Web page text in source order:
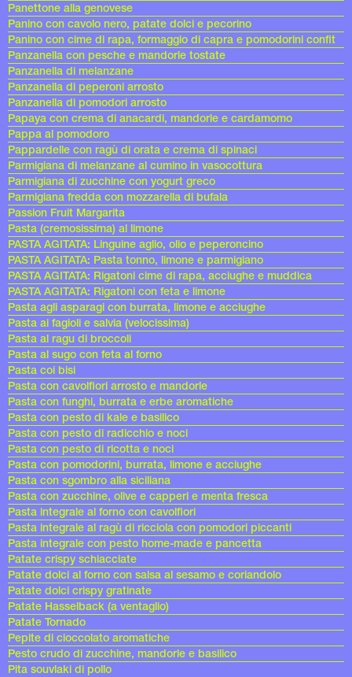
Panettone alla genovese
Panino con cavolo nero, patate dolci e pecorino
Panino con cime di rapa, formaggio di capra e pomodorini confit
Panzanella con pesche e mandorle tostate
Panzanella di melanzane
Panzanella di peperoni arrosto
Panzanella di pomodori arrosto
Papaya con crema di anacardi, mandorle e cardamomo
Pappa al pomodoro
Pappardelle con ragù di orata e crema di spinaci
Parmigiana di melanzane al cumino in vasocottura
Parmigiana di zucchine con yogurt greco
Parmigiana fredda con mozzarella di bufala
Passion Fruit Margarita
Pasta (cremosissima) al limone
PASTA AGITATA: Linguine aglio, olio e peperoncino
PASTA AGITATA: Pasta tonno, limone e parmigiano
PASTA AGITATA: Rigatoni cime di rapa, acciughe e muddica
PASTA AGITATA: Rigatoni con feta e limone
Pasta agli asparagi con burrata, limone e acciughe
Pasta ai fagioli e salvia (velocissima)
Pasta al ragu di broccoli
Pasta al sugo con feta al forno
Pasta coi bisi
Pasta con cavolfiori arrosto e mandorle
Pasta con funghi, burrata e erbe aromatiche
Pasta con pesto di kale e basilico
Pasta con pesto di radicchio e noci
Pasta con pesto di ricotta e noci
Pasta con pomodorini, burrata, limone e acciughe
Pasta con sgombro alla siciliana
Pasta con zucchine, olive e capperi e menta fresca
Pasta integrale al forno con cavolfiori
Pasta integrale al ragù di ricciola con pomodori piccanti
Pasta integrale con pesto home-made e pancetta
Patate crispy schiacciate
Patate dolci al forno con salsa al sesamo e coriandolo
Patate dolci crispy gratinate
Patate Hasselback (a ventaglio)
Patate Tornado
Pepite di cioccolato aromatiche
Pesto crudo di zucchine, mandorle e basilico
Pita souvlaki di pollo